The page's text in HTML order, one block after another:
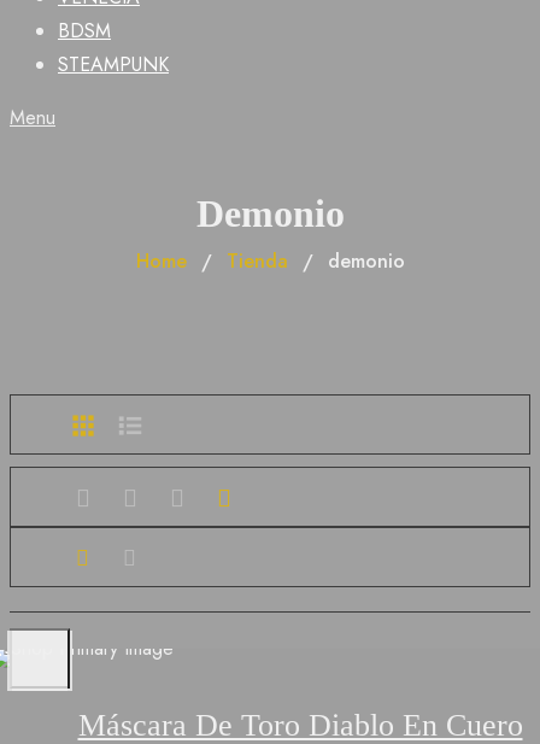
BDSM
STEAMPUNK
Menu
Demonio
Home Tienda demonio
Máscara De Toro Diablo En Cuero